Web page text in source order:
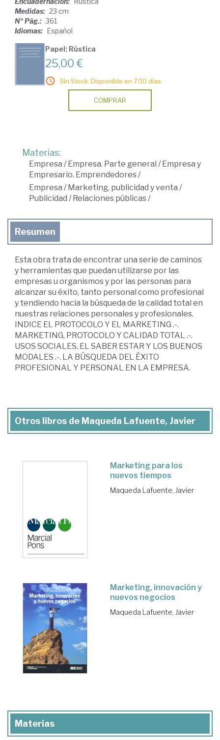
Medidas: 23 cm
Nº Pág.: 361
Idiomas: Español
Papel: Rústica
25,00 €
Sin Stock. Disponible en 7/10 días.
COMPRAR
Materias:
Empresa /Empresa. Parte general /Empresa y
Empresario. Emprendedores/
Empresa /Marketing, publicidad y venta /
Publicidad /Relaciones públicas/
Resumen
Esta obra trata de encontrar una serie de caminos
y herramientas que puedan utilizarse por las
empresas u organismos y por las personas para
alcanzar su éxito, tanto personal como profesional
y tendiendo hacia la búsqueda de la calidad total en
nuestras relaciones personales y profesionales.
INDICE EL PROTOCOLO Y EL MARKETING .-.
MARKETING, PROTOCOLO Y CALIDAD TOTAL .-.
USOS SOCIALES. EL SABER ESTAR Y LOS BUENOS
MODALES .-. LA BÚSQUEDA DEL ÉXITO
PROFESIONAL Y PERSONAL EN LA EMPRESA.
Otros libros de Maqueda Lafuente, Javier
Marketing para los
nuevos tiempos
Maqueda Lafuente, Javier
Marketing, innovación y
nuevos negocios
Maqueda Lafuente, Javier
Materias